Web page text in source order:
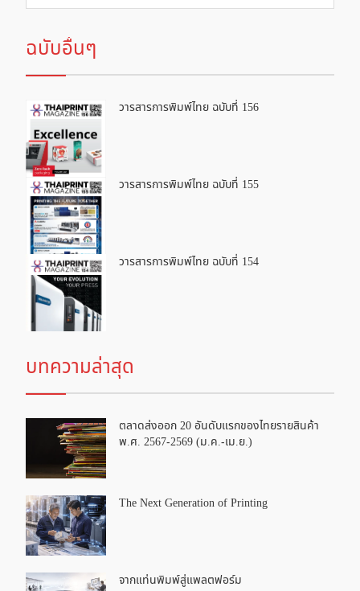
ฉบับอื่นๆ
วารสารการพิมพ์ไทย ฉบับที่ 156
วารสารการพิมพ์ไทย ฉบับที่ 155
วารสารการพิมพ์ไทย ฉบับที่ 154
บทความล่าสุด
ตลาดส่งออก 20 อันดับแรกของไทยรายสินค้า
พ.ศ. 2567-2569 (ม.ค.-เม.ย.)
The Next Generation of Printing
จากแท่นพิมพ์สู่แพลตฟอร์ม